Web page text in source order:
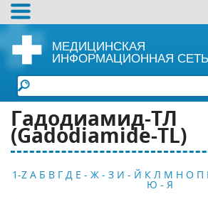
МЕДИЦИНСКАЯ
ИНФОРМАЦИОННАЯ СЕТЬ
Гадодиамид-ТЛ
(Gadodiamide-TL)
1-Z А Б В Г Д Е - Ж - З И - Й К Л М Н О П
Ю - Я